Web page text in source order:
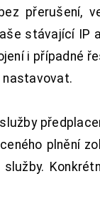
přerušení,
stávající IP
i případné
plnění
služby.